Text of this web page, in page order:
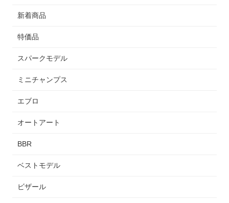
新着商品
特価品
スパークモデル
ミニチャンプス
エブロ
オートアート
BBR
ベストモデル
ビザール